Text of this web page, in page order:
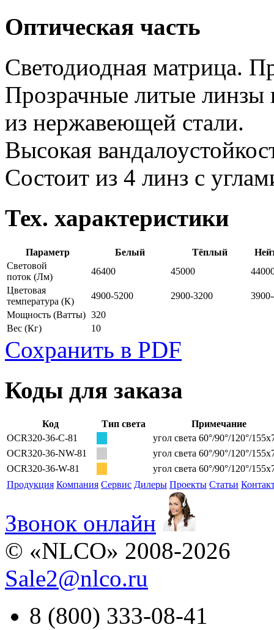
Оптическая часть
Светодиодная матрица.
Прозрачные литые линзы
из нержавеющей стали.
Высокая
Состоит из 4 линз с
Тех. характеристики
Параметр Белый Тёплый
Световой
поток (Лм)
46400 45000
Цветовая
температура (К)
4900-5200 2900-3200
Мощность (Ватты) 320
Вес (Кг) 10
Сохранить в PDF
Коды для заказа
Код Тип света
Примечание
OCR320-36-C-81
угол света 60°/90°/120°/
OCR320-36-NW-81
угол света 60°/90°/120°/
OCR320-36-W-81
угол света 60°/90°/120°/
Продукция Компания Сервис Дилеры Проекты Статьи
Звонок онлайн
© «NLCO» 2008-2026
Sale2@nlco.ru
8 (800) 333-08-41